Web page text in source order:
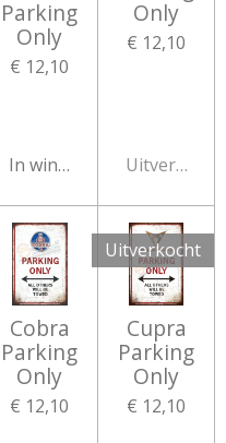
Parking
Only
€ 12,10
In winkelwagen
Only
€ 12,10
Uitverkocht
Cobra
Parking
Only
€ 12,10
Uitverkocht
Cupra
Parking
Only
€ 12,10